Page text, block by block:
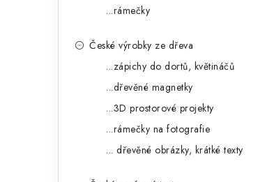
...rámečky
České výrobky ze dřeva
...zápichy do dortů, květináčů
...dřevěné magnetky
...3D prostorové projekty
...rámečky na fotografie
... dřevěné obrázky, krátké texty